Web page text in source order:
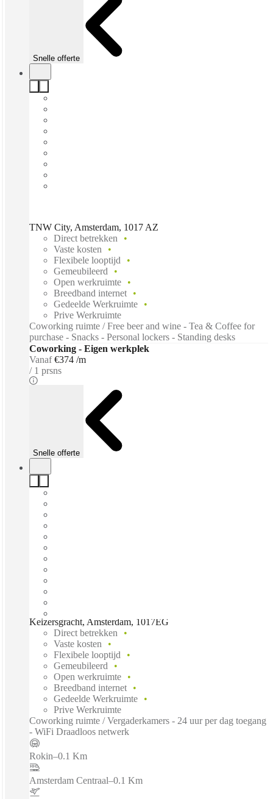
Snelle offerte
TNW City, Amsterdam, 1017 AZ
Direct betrekken
Vaste kosten
Flexibele looptijd
Gemeubileerd
Open werkruimte
Breedband internet
Gedeelde Werkruimte
Prive Werkruimte
Coworking ruimte / Free beer and wine - Tea & Coffee for
purchase - Snacks - Personal lockers - Standing desks
Coworking - Eigen werkplek
Vanaf €374 /m
1 prsns
Snelle offerte
Keizersgracht, Amsterdam, 1017EG
Direct betrekken
Vaste kosten
Flexibele looptijd
Gemeubileerd
Open werkruimte
Breedband internet
Gedeelde Werkruimte
Prive Werkruimte
Coworking ruimte / Vergaderkamers - 24 uur per dag toegang
- WiFi Draadloos netwerk
Rokin–0.1 Km
Amsterdam Centraal–0.1 Km